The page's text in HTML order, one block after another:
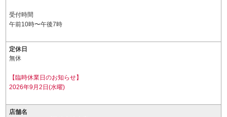
受付時間
午前10時〜午後7時
定休日
無休
【臨時休業日のお知らせ】
2026年9月2日(水曜)
店舗名